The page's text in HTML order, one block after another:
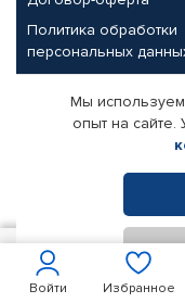
Войти Избранное
Политика обработки
персональных
Партнерам
Корпоративным
Поставщикам
© КАМАЗ ЦЕНТР
Интернет-магазин
Мы
опыт на
800